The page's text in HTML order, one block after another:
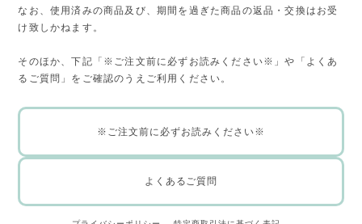
なお、使用済みの商品及び、期間を過ぎた商品の返品・交換はお受
け致しかねます。
そのほか、下記「※ご注文前に必ずお読みください※」や「よくあ
るご質問」をご確認のうえご利用ください。
※ご注文前に必ずお読みください※
よくあるご質問